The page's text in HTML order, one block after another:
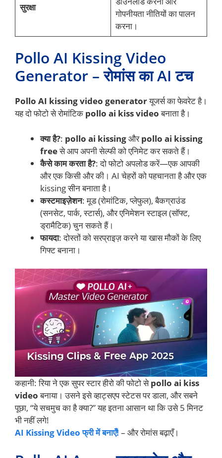
सुरक्षा
गोपनीयता नीतियों का पालन
करना।
Pollo AI Kissing Video
Generator – रोमांस का AI टच
Pollo AI kissing video generatorयूजर्स का फेवरेट है।
यह दो फोटो से रोमांटिक pollo ai kiss videoबनाता है।
क्या है?: pollo ai kissingऔरpollo ai kissing
freeसे आप अपनी सेल्फी को एनिमेट कर सकते हैं।
कैसे काम करता है?: दो फोटो अपलोड करें—एक आपकी
और एक किसी और की। AI चेहरों को पहचानता है और एक
kissing सीन बनाता है।
कस्टमाइज़ेशन: मूड (रोमांटिक, प्लेफुल), बैकग्राउंड
(सनसेट, पार्क, स्टार्स), और एनिमेशन स्टाइल (सॉफ्ट,
ड्रामैटिक) चुन सकते हैं।
फायदा: दोस्तों को सरप्राइज़ करने या खास मौकों के लिए
गिफ्ट बनाना।
कहानी: रिया ने एक सुपर स्टार हीरो की फोटो सेpollo ai kiss
videoबनाया। उसने इसे व्हाट्सएप स्टेटस पर डाला, और सबने
पूछा, “ये सचमुच का है क्या?” यह इतना आसान था कि उसे 5 मिनट
भी नहीं लगे!
AI Kissing Video फ्री में बनाएँ! – और रोमांस बढ़ाएँ।